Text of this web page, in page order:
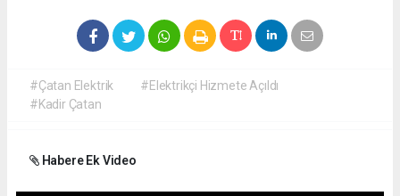
#Çatan Elektrik
#Elektrikçi Hizmete Açıldı
#Kadir Çatan
Habere Ek Video